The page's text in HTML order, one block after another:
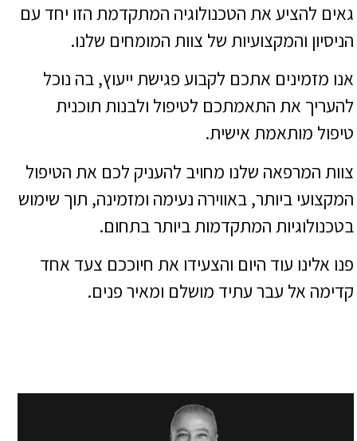
גאים להציע את הטכנולוגיה המתקדמת הזו יחד עם
הניסיון והמקצועיות של צוות המומחים שלנו.
אנו מזמינים אתכם לקבוע פגישת ייעוץ, בה נוכל
להעריך את התאמתכם לטיפול ולבנות תוכנית
טיפול מותאמת אישית.
צוות המרפאה שלנו מחויב להעניק לכם את הטיפול
המקצועי ביותר, באווירה נעימה ומזמינה, תוך שימוש
בטכנולוגיות המתקדמות ביותר בתחום.
פנו אלינו עוד היום והצעידו את חיוככם צעד אחד
קדימה אל עבר עתיד מושלם ומאיר פנים.